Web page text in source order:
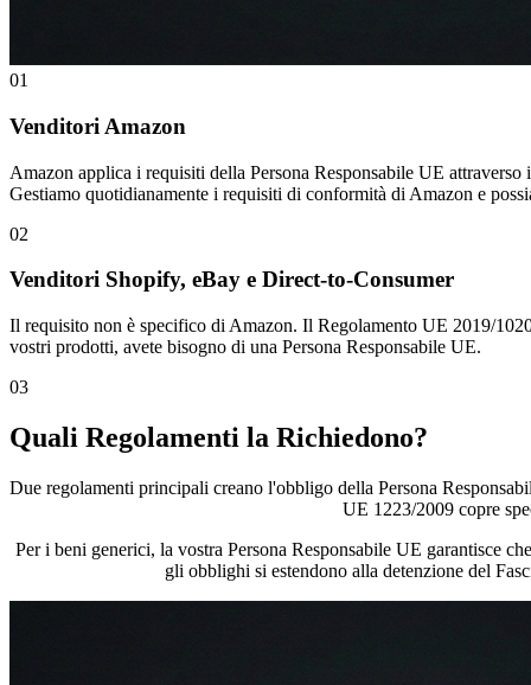
01
Venditori Amazon
Amazon applica i requisiti della Persona Responsabile UE
Gestiamo quotidianamente i requisiti di conformità di Amazon e
02
Venditori Shopify, eBay e Direct-to-Consumer
Il requisito non è specifico di Amazon. Il Regolamento UE 2019/
vostri prodotti, avete bisogno di una Persona Responsabile UE.
03
Quali Regolamenti la Richiedono?
Due regolamenti principali creano l'obbligo della Persona
UE 1223/2009 copre
Per i beni generici, la vostra Persona Responsabile UE garantisce
gli obblighi si estendono alla detenzione del